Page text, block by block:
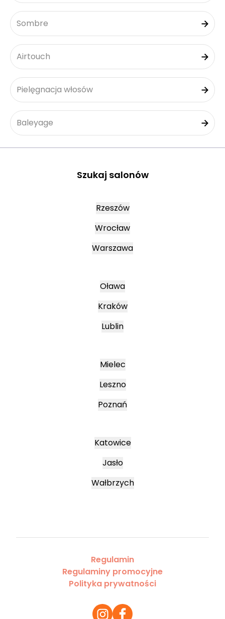
Sombre
Airtouch
Pielęgnacja włosów
Baleyage
Szukaj salonów
Rzeszów
Wrocław
Warszawa
Oława
Kraków
Lublin
Mielec
Leszno
Poznań
Katowice
Jasło
Wałbrzych
Regulamin
Regulaminy promocyjne
Polityka prywatności